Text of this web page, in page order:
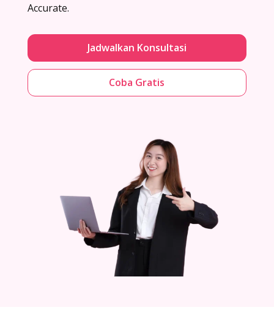
Accurate.
Jadwalkan Konsultasi
Coba Gratis